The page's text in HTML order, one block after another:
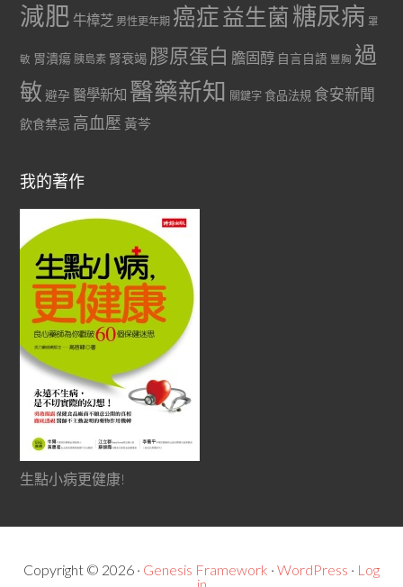
減肥 牛樟芝 男性更年期 癌症益生菌 糖尿病 罩
敏 胃潰瘍 胰島素 腎衰竭 膠原蛋白 膽固醇 自言自語 豐胸 過
敏 避孕 醫學新知 醫藥新知 關鍵字 食品法規 食安新聞
飲食禁忌 高血壓 黃芩
我的著作
生點小病更健康!
Copyright © 2026 · Genesis Framework · WordPress · Log